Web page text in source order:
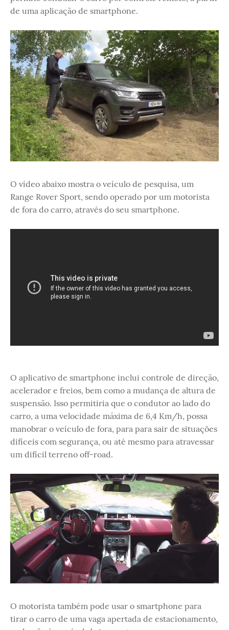
de uma aplicação de smartphone.
O vídeo abaixo mostra o veículo de pesquisa, um
Range Rover Sport, sendo operado por um motorista
de fora do carro, através do seu smartphone.
O aplicativo de smartphone inclui controle de direção,
acelerador e freios, bem como a mudança de altura de
suspensão. Isso permitiria que o condutor ao lado do
carro, a uma velocidade máxima de 6,4 Km/h, possa
manobrar o veículo de fora, para para sair de situações
difíceis com segurança, ou até mesmo para atravessar
um difícil terreno off-road.
O motorista também pode usar o smartphone para
tirar o carro de uma vaga apertada de estacionamento,